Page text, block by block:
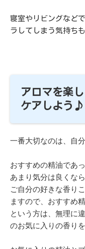
寝室やリビングなど
ラしてしまう気持ち
アロマを楽
ケアしよう♪
一番大切なのは、自
おすすめの精油であ
あまり気分は良くな
ご自分の好きな香り
ますので、おすすめ
という方は、無理に
のお気に入りの香り